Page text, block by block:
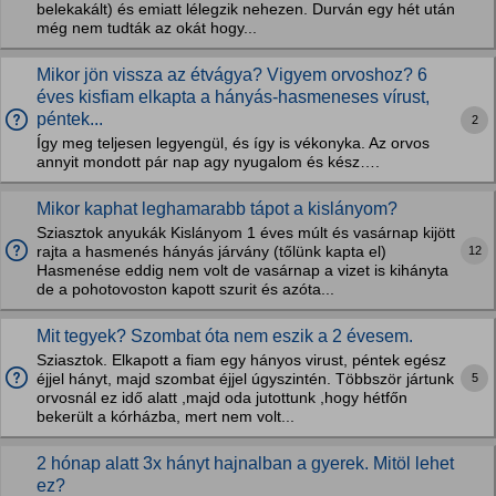
belekakált) és emiatt lélegzik nehezen. Durván egy hét után
még nem tudták az okát hogy...
Mikor jön vissza az étvágya? Vigyem orvoshoz? 6
éves kisfiam elkapta a hányás-hasmeneses vírust,
péntek...
Így meg teljesen legyengül, és így is vékonyka. Az orvos
annyit mondott pár nap agy nyugalom és kész….
2
Mikor kaphat leghamarabb tápot a kislányom?
Sziasztok anyukák Kislányom 1 éves múlt és vasárnap kijött
rajta a hasmenés hányás járvány (tőlünk kapta el)
Hasmenése eddig nem volt de vasárnap a vizet is kihányta
de a pohotovoston kapott szurit és azóta...
12
Mit tegyek? Szombat óta nem eszik a 2 évesem.
Sziasztok. Elkapott a fiam egy hányos virust, péntek egész
éjjel hányt, majd szombat éjjel úgyszintén. Többször jártunk
orvosnál ez idő alatt ,majd oda jutottunk ,hogy hétfőn
bekerült a kórházba, mert nem volt...
5
2 hónap alatt 3x hányt hajnalban a gyerek. Mitöl lehet
ez?